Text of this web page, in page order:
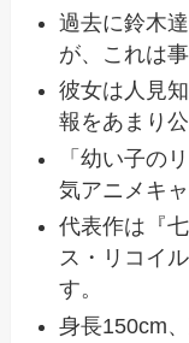
過去に鈴木
が、これは
彼女は人見
報をあまり
「幼い子の
気アニメキ
代表作は『
ス・リコイ
す。
身長150cm